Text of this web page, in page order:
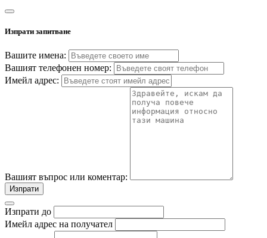
Изпрати запитване
Вашите имена:
Вашият телефонен номер:
Имейл адрес:
Вашият въпрос или коментар:
Изпрати
Изпрати до
Имейл адрес на получател